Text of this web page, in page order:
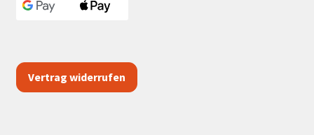
Vertrag widerrufen